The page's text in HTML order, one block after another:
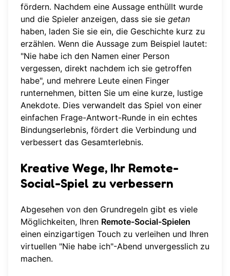
fördern. Nachdem eine Aussage enthüllt wurde
und die Spieler anzeigen, dass sie sie getan
haben, laden Sie sie ein, die Geschichte kurz zu
erzählen. Wenn die Aussage zum Beispiel lautet:
"Nie habe ich den Namen einer Person
vergessen, direkt nachdem ich sie getroffen
habe", und mehrere Leute einen Finger
runternehmen, bitten Sie um eine kurze, lustige
Anekdote. Dies verwandelt das Spiel von einer
einfachen Frage-Antwort-Runde in ein echtes
Bindungserlebnis, fördert die Verbindung und
verbessert das Gesamterlebnis.
Kreative Wege, Ihr Remote-
Social-Spiel zu verbessern
Abgesehen von den Grundregeln gibt es viele
Möglichkeiten, Ihren Remote-Social-Spielen
einen einzigartigen Touch zu verleihen und Ihren
virtuellen "Nie habe ich"-Abend unvergesslich zu
machen.